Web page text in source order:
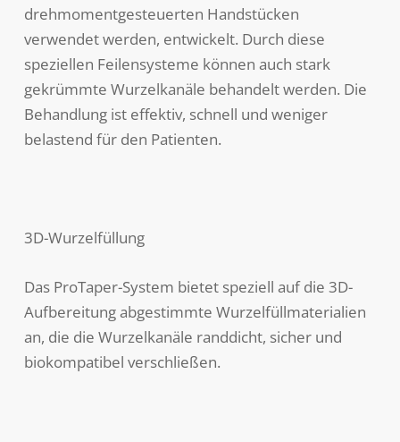
drehmomentgesteuerten Handstücken
verwendet werden, entwickelt. Durch diese
speziellen Feilensysteme können auch stark
gekrümmte Wurzelkanäle behandelt werden. Die
Behandlung ist effektiv, schnell und weniger
belastend für den Patienten.
3D-Wurzelfüllung
Das ProTaper-System bietet speziell auf die 3D-
Aufbereitung abgestimmte Wurzelfüllmaterialien
an, die die Wurzelkanäle randdicht, sicher und
biokompatibel verschließen.